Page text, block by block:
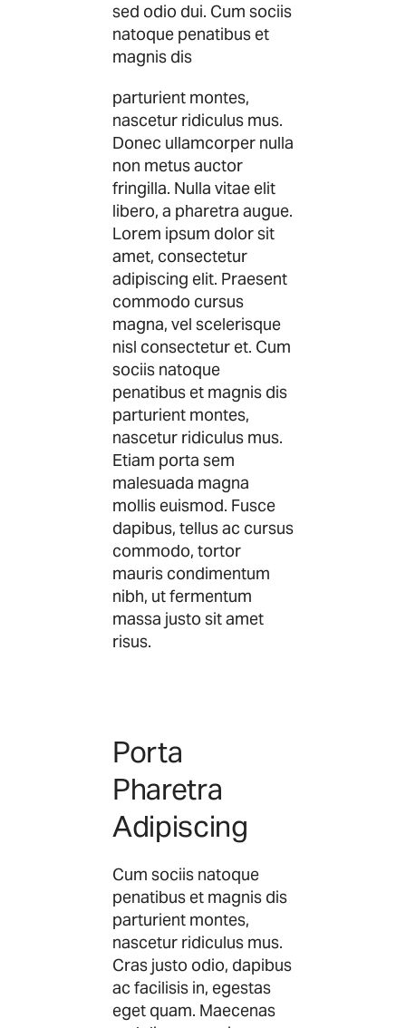
sed odio dui. Cum sociis
natoque penatibus et
magnis dis
parturient montes,
nascetur ridiculus mus.
Donec ullamcorper nulla
non metus auctor
fringilla. Nulla vitae elit
libero, a pharetra augue.
Lorem ipsum dolor sit
amet, consectetur
adipiscing elit. Praesent
commodo cursus
magna, vel scelerisque
nisl consectetur et. Cum
sociis natoque
penatibus et magnis dis
parturient montes,
nascetur ridiculus mus.
Etiam porta sem
malesuada magna
mollis euismod. Fusce
dapibus, tellus ac cursus
commodo, tortor
mauris condimentum
nibh, ut fermentum
massa justo sit amet
risus.
Porta
Pharetra
Adipiscing
Cum sociis natoque
penatibus et magnis dis
parturient montes,
nascetur ridiculus mus.
Cras justo odio, dapibus
ac facilisis in, egestas
eget quam. Maecenas